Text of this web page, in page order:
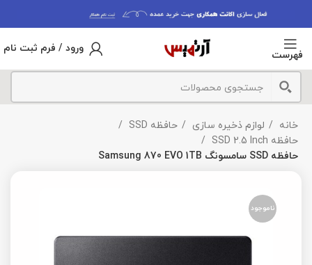
فهرست
ورود / فرم ثبت نام
خانه لوازم ذخیره سازی
حافظه SSD
حافظه SSD 2.5 Inch
حافظه SSD سامسونگ Samsung 870 EVO 1TB
ناموجود